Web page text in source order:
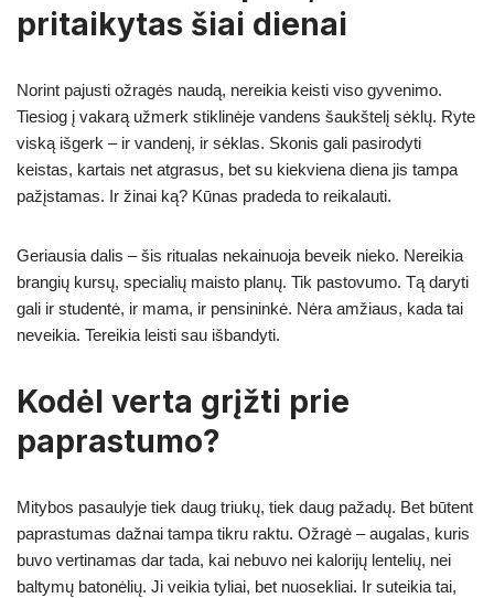
pritaikytas šiai dienai
Norint pajusti ožragės naudą, nereikia keisti viso gyvenimo.
Tiesiog į vakarą užmerk stiklinėje vandens šaukštelį sėklų. Ryte
viską išgerk – ir vandenį, ir sėklas. Skonis gali pasirodyti
keistas, kartais net atgrasus, bet su kiekviena diena jis tampa
pažįstamas. Ir žinai ką? Kūnas pradeda to reikalauti.
Geriausia dalis – šis ritualas nekainuoja beveik nieko. Nereikia
brangių kursų, specialių maisto planų. Tik pastovumo. Tą daryti
gali ir studentė, ir mama, ir pensininkė. Nėra amžiaus, kada tai
neveikia. Tereikia leisti sau išbandyti.
Kodėl verta grįžti prie
paprastumo?
Mitybos pasaulyje tiek daug triukų, tiek daug pažadų. Bet būtent
paprastumas dažnai tampa tikru raktu. Ožragė – augalas, kuris
buvo vertinamas dar tada, kai nebuvo nei kalorijų lentelių, nei
baltymų batonėlių. Ji veikia tyliai, bet nuosekliai. Ir suteikia tai,